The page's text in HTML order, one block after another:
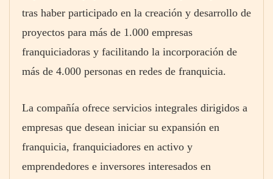
tras haber participado en la creación y desarrollo de
proyectos para más de 1.000 empresas
franquiciadoras y facilitando la incorporación de
más de 4.000 personas en redes de franquicia.
La compañía ofrece servicios integrales dirigidos a
empresas que desean iniciar su expansión en
franquicia, franquiciadores en activo y
emprendedores e inversores interesados en